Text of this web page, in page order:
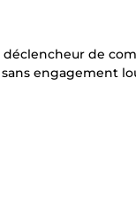
déclencheur de
engagement